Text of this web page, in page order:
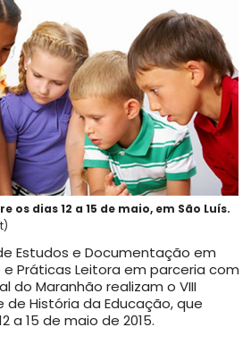
os dias 12 a 15 de maio, em São Luís.
Estudos e Documentação em
Práticas Leitora em parceria com
do Maranhão realizam o VIII
de História da Educação, que
a 15 de maio de 2015.